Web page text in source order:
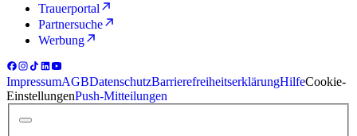
Trauerportal
Partnersuche
Werbung
ImpressumAGBDatenschutzBarrierefreiheitserklärungHilfeCookie-
EinstellungenPush-Mitteilungen